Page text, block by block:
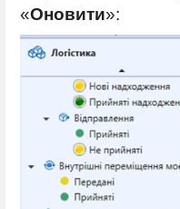
«Оновити»: